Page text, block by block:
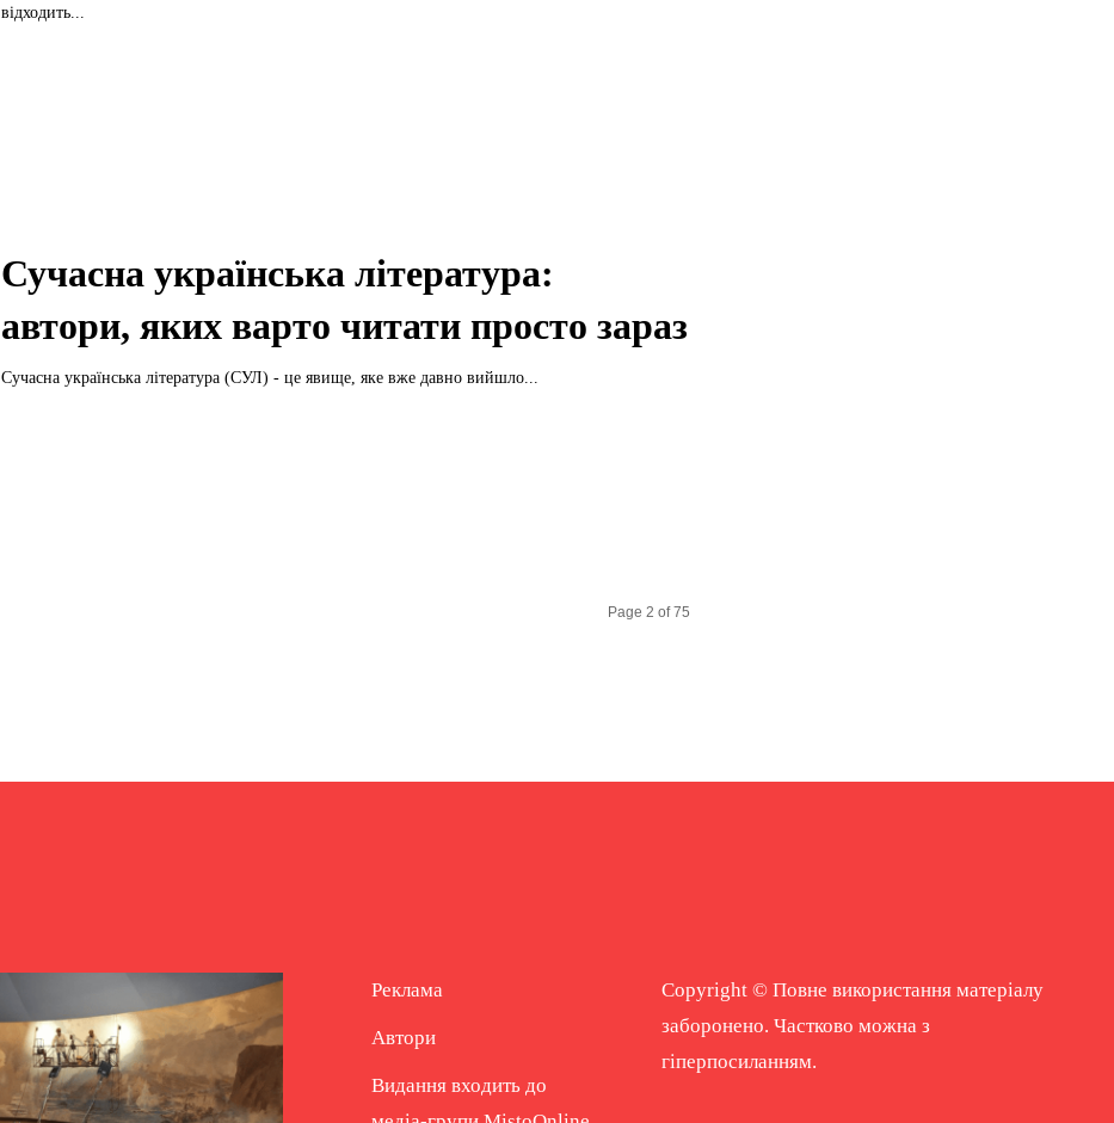
відходить...
Сучасна українська література:
автори, яких варто читати просто зараз
Сучасна українська література (СУЛ) - це явище, яке вже давно вийшло...
Page 2 of 75
Реклама
Автори
Видання входить до
Copyright © Повне використання матеріалу
заборонено. Частково можна з
гіперпосиланням.